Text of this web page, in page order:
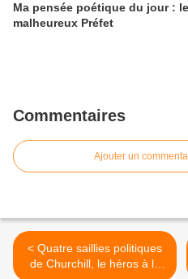
Ma pensée poétique du jour : le
malheureux Préfet
Commentaires
Ajouter un
< Quatre saillies politiques
de Churchill, le héros à la